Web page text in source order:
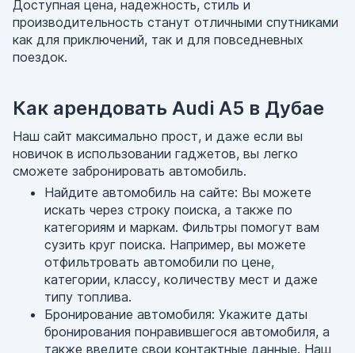
Доступная цена, надежность, стиль и
производительность станут отличными спутниками
как для приключений, так и для повседневных
поездок.
Как арендовать Audi A5 в Дубае
Наш сайт максимально прост, и даже если вы
новичок в использовании гаджетов, вы легко
сможете забронировать автомобиль.
Найдите автомобиль на сайте: Вы можете
искать через строку поиска, а также по
категориям и маркам. Фильтры помогут вам
сузить круг поиска. Например, вы можете
отфильтровать автомобили по цене,
категории, классу, количеству мест и даже
типу топлива.
Бронирование автомобиля: Укажите даты
бронирования понравившегося автомобиля, а
также введите свои контактные данные. Наш